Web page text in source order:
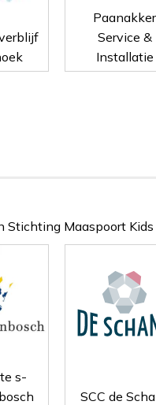
Paanakker
Service &
Installatie
Stichting Maaspoort
s-
SCC de